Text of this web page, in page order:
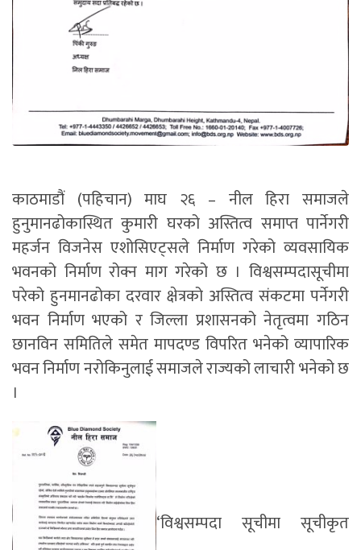
काठमाडौं (पहिचान) माघ २६ – नील हिरा समाजले
हुनुमानढोकास्थित कुमारी घरको अस्तित्व समाप्त पार्नेगरी
महर्जन विजनेस एशोसिएट्सले निर्माण गरेको व्यवसायिक
भवनको निर्माण रोक्न माग गरेको छ । विश्वसम्पदासूचीमा
परेको हुनमानढोका दरवार क्षेत्रको अस्तित्व संकटमा पर्नेगरी
भवन निर्माण भएको र जिल्ला प्रशासनको नेतृत्वमा गठिन
छानविन समितिले समेत मापदण्ड विपरित भनेको व्यापारिक
भवन निर्माण नरोकिनुलाई समाजले राज्यको लाचारी भनेको छ
।
‘विश्वसम्पदा सूचीमा सूचीकृत